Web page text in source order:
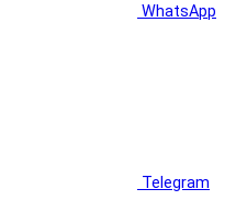
WhatsApp
Telegram